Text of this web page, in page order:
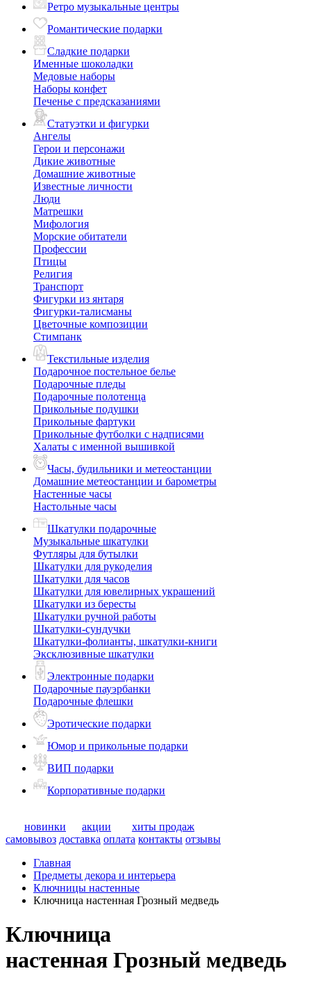
Ретро музыкальные центры
Романтические подарки
Сладкие подарки
Именные шоколадки
Медовые наборы
Наборы конфет
Печенье с предсказаниями
Статуэтки и фигурки
Ангелы
Герои и персонажи
Дикие животные
Домашние животные
Известные личности
Люди
Матрешки
Мифология
Морские обитатели
Профессии
Птицы
Религия
Транспорт
Фигурки из янтаря
Фигурки-талисманы
Цветочные композиции
Стимпанк
Текстильные изделия
Подарочное постельное белье
Подарочные пледы
Подарочные полотенца
Прикольные подушки
Прикольные фартуки
Прикольные футболки с надписями
Халаты с именной вышивкой
Часы, будильники и метеостанции
Домашние метеостанции и барометры
Настенные часы
Настольные часы
Шкатулки подарочные
Музыкальные шкатулки
Футляры для бутылки
Шкатулки для рукоделия
Шкатулки для часов
Шкатулки для ювелирных украшений
Шкатулки из бересты
Шкатулки ручной работы
Шкатулки-сундучки
Шкатулки-фолианты, шкатулки-книги
Эксклюзивные шкатулки
Электронные подарки
Подарочные пауэрбанки
Подарочные флешки
Эротические подарки
Юмор и прикольные подарки
ВИП подарки
Корпоративные подарки
новинки акции
хиты продаж
самовывоз доставка оплата контакты отзывы
Главная
Предметы декора и интерьера
Ключницы настенные
Ключница настенная Грозный медведь
Ключница
настенная Грозный медведь